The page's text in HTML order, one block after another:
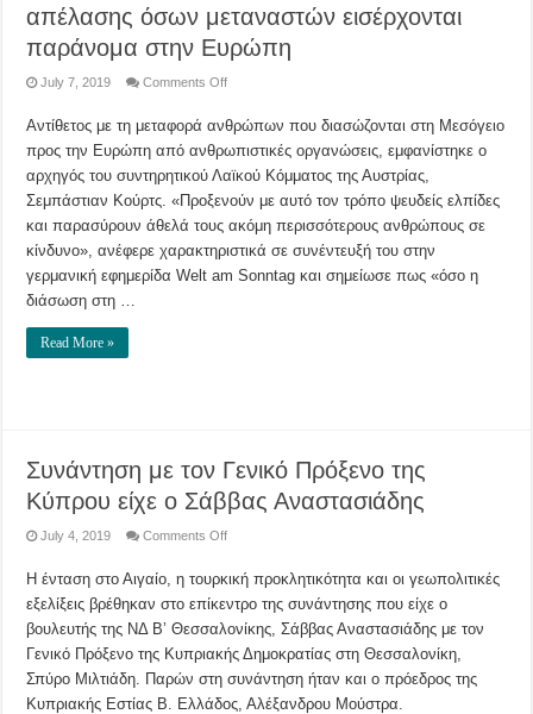
απέλασης όσων μεταναστών εισέρχονται
παράνομα στην Ευρώπη
July 7, 2019 Comments Offon
πολιτικός
τάσσεται
υπέρ
της
απέλασης
όσων
μεταναστών
εισέρχονται
παράνομα
στην
Ευρώπη
Αντίθετος με τη μεταφορά ανθρώπων που διασώζονται στη Μεσόγειο
προς την Ευρώπη από ανθρωπιστικές οργανώσεις, εμφανίστηκε ο
αρχηγός του συντηρητικού Λαϊκού Κόμματος της Αυστρίας,
Σεμπάστιαν Κούρτς. «Προξενούν με αυτό τον τρόπο ψευδείς ελπίδες
και παρασύρουν άθελά τους ακόμη περισσότερους ανθρώπους σε
κίνδυνο», ανέφερε χαρακτηριστικά σε συνέντευξή του στην
γερμανική εφημερίδα Welt am Sonntag και σημείωσε πως «όσο η
διάσωση στη …
Read More »
Συνάντηση με τον Γενικό Πρόξενο της
Κύπρου είχε ο Σάββας Αναστασιάδης
July 4, 2019 Comments Offon
τον
Γενικό
Πρόξενο
Κύπρου
είχε
ο
Σάββας
Αναστασιάδης
Η ένταση στο Αιγαίο, η τουρκική προκλητικότητα και οι γεωπολιτικές
εξελίξεις βρέθηκαν στο επίκεντρο της συνάντησης που είχε ο
βουλευτής της ΝΔ Β’ Θεσσαλονίκης, Σάββας Αναστασιάδης με τον
Γενικό Πρόξενο της Κυπριακής Δημοκρατίας στη Θεσσαλονίκη,
Σπύρο Μιλτιάδη. Παρών στη συνάντηση ήταν και ο πρόεδρος της
Κυπριακής Εστίας Β. Ελλάδος, Αλέξανδρου Μούστρα.